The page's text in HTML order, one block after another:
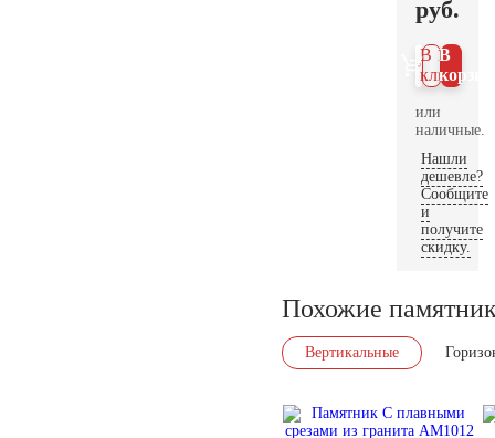
руб.
В
В 1
клик
или
наличные.
Нашли
дешевле?
Сообщите
и
получите
скидку.
Похожие
Вертикальные